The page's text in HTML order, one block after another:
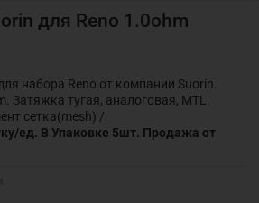
для Reno 1.0ohm
набора Reno от компании Suorin.
Затяжка тугая, аналоговая, MTL.
сетка(mesh) /
ед. В Упаковке 5шт. Продажа от